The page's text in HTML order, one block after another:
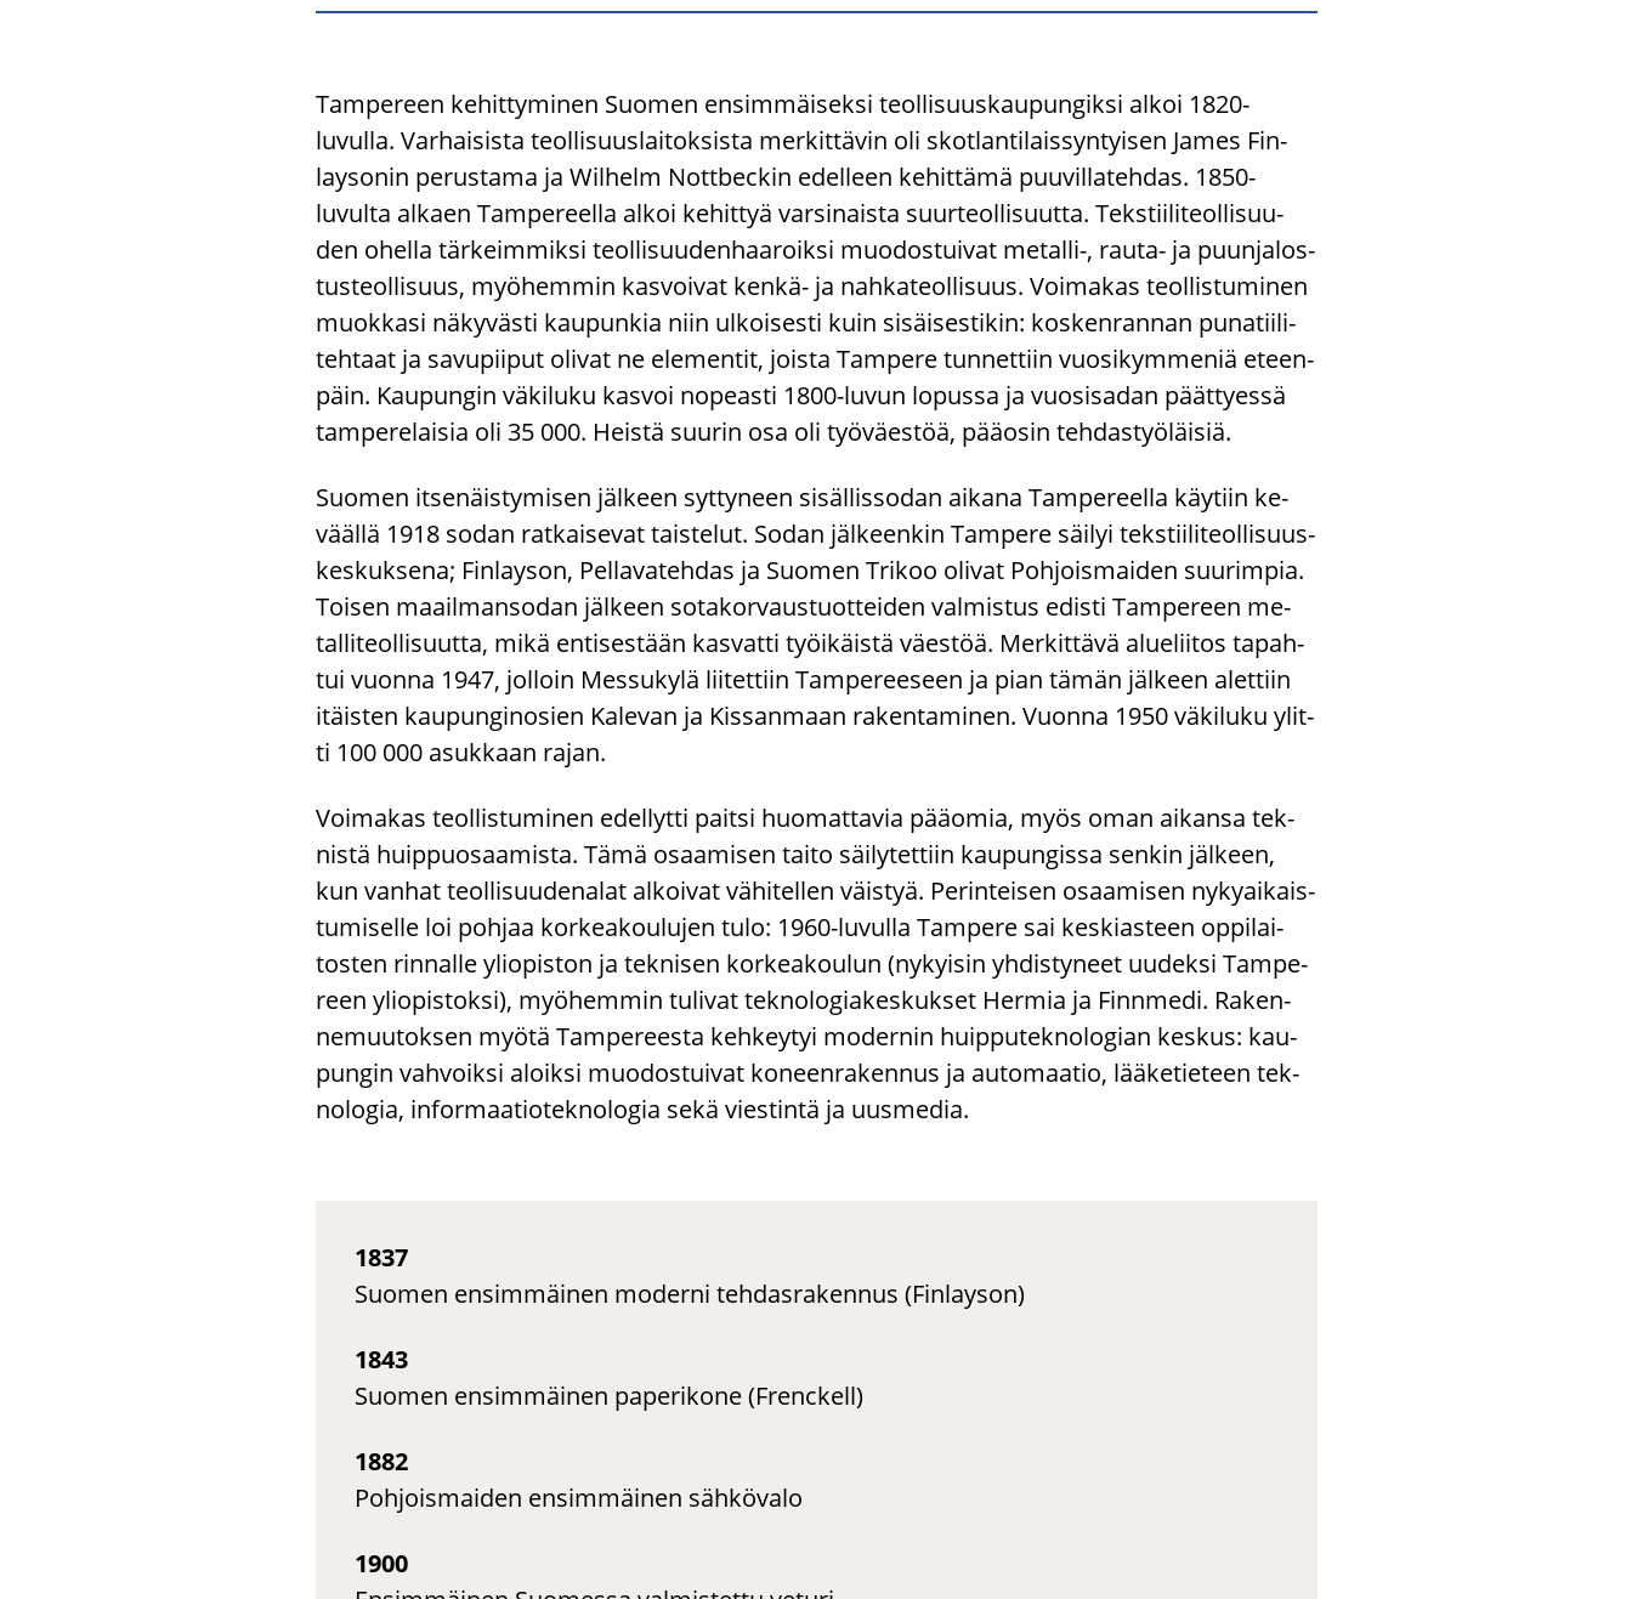
Tam­pe­reen ke­hit­ty­mi­nen Suo­men en­sim­mäi­sek­si teol­li­suus­kau­pun­gik­si alkoi 1820-​
luvulla. Var­hai­sis­ta teol­li­suus­lai­tok­sis­ta mer­kit­tä­vin oli skot­lan­ti­lais­syn­tyi­sen James Fin­
lay­so­nin pe­rus­ta­ma ja Wilhelm Nott­bec­kin edel­leen ke­hit­tä­mä puu­vil­la­teh­das. 1850-​
luvulta al­kaen Tam­pe­reel­la alkoi ke­hit­tyä var­si­nais­ta suur­teol­li­suut­ta. Teks­tii­li­teol­li­suu­
den ohel­la tär­keim­mik­si teol­li­suu­den­haa­roik­si muo­dos­tui­vat metalli-​, rauta-​ ja puun­ja­los­
tus­teol­li­suus, myö­hem­min kas­voi­vat kenkä-​ ja nah­ka­teol­li­suus. Voi­ma­kas teol­lis­tu­mi­nen
muok­ka­si nä­ky­väs­ti kau­pun­kia niin ul­koi­ses­ti kuin si­säi­ses­ti­kin: kos­ken­ran­nan pu­na­tii­li­
teh­taat ja sa­vu­pii­put oli­vat ne ele­men­tit, jois­ta Tam­pe­re tun­net­tiin vuo­si­kym­me­niä eteen­
päin. Kau­pun­gin vä­ki­lu­ku kas­voi no­peas­ti 1800-​luvun lo­pus­sa ja vuo­si­sa­dan päät­tyes­sä
tam­pe­re­lai­sia oli 35 000. Heis­tä suu­rin osa oli työ­väes­töä, pää­osin teh­das­työ­läi­siä.
Suo­men it­se­näis­ty­mi­sen jäl­keen syt­ty­neen si­säl­lis­so­dan ai­ka­na Tam­pe­reel­la käy­tiin ke­
vääl­lä 1918 sodan rat­kai­se­vat tais­te­lut. Sodan jäl­keen­kin Tam­pe­re säi­lyi teks­tii­li­teol­li­suus­
kes­kuk­se­na; Fin­lay­son, Pel­la­va­teh­das ja Suo­men Tri­koo oli­vat Poh­jois­mai­den suu­rim­pia.
Toi­sen maa­il­man­so­dan jäl­keen so­ta­kor­vaus­tuot­tei­den val­mis­tus edis­ti Tam­pe­reen me­
tal­li­teol­li­suut­ta, mikä en­ti­ses­tään kas­vat­ti työi­käis­tä väes­töä. Mer­kit­tä­vä alue­lii­tos ta­pah­
tui vuon­na 1947, jol­loin Mes­su­ky­lä lii­tet­tiin Tam­pe­ree­seen ja pian tämän jäl­keen alet­tiin
itäis­ten kau­pun­gi­no­sien Ka­le­van ja Kis­san­maan ra­ken­ta­mi­nen. Vuon­na 1950 vä­ki­lu­ku ylit­
ti 100 000 asuk­kaan rajan.
Voi­ma­kas teol­lis­tu­mi­nen edel­lyt­ti pait­si huo­mat­ta­via pää­omia, myös oman ai­kan­sa tek­
nis­tä huip­puo­saa­mis­ta. Tämä osaa­mi­sen taito säi­ly­tet­tiin kau­pun­gis­sa sen­kin jäl­keen,
kun van­hat teol­li­suu­de­na­lat al­koi­vat vä­hi­tel­len väis­tyä. Pe­rin­tei­sen osaa­mi­sen ny­ky­ai­kais­
tu­mi­sel­le loi poh­jaa kor­kea­kou­lu­jen tulo: 1960-​luvulla Tam­pe­re sai kes­kias­teen op­pi­lai­
tos­ten rin­nal­le yli­opis­ton ja tek­ni­sen kor­kea­kou­lun (ny­kyi­sin yh­dis­ty­neet uu­dek­si Tam­pe­
reen yli­opis­tok­si), myö­hem­min tu­li­vat tek­no­lo­gia­kes­kuk­set Her­mia ja Finn­me­di. Ra­ken­
ne­muu­tok­sen myötä Tam­pe­rees­ta keh­key­tyi mo­der­nin huip­pu­tek­no­lo­gian kes­kus: kau­
pun­gin vah­voik­si aloik­si muo­dos­tui­vat ko­neen­ra­ken­nus ja au­to­maa­tio, lää­ke­tie­teen tek­
no­lo­gia, in­for­maa­tio­tek­no­lo­gia sekä vies­tin­tä ja uus­me­dia.
1837
Suomen ensimmäinen moderni tehdasrakennus (Finlayson)
1843
Suomen ensimmäinen paperikone (Frenckell)
1882
Pohjoismaiden ensimmäinen sähkövalo
1900